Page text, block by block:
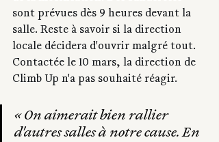
sont prévues dès 9 heures devant la
salle. Reste à savoir si la direction
locale décidera d'ouvrir malgré tout.
Contactée le 10 mars, la direction de
Climb Up n'a pas souhaité réagir.
« On aimerait bien rallier
d'autres salles à notre cause. En